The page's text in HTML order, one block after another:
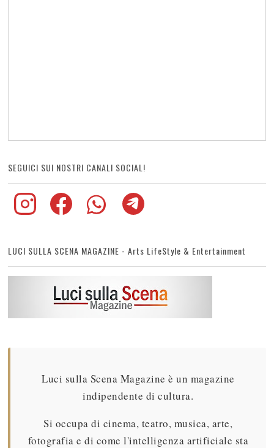
SEGUICI SUI NOSTRI CANALI SOCIAL!
LUCI SULLA SCENA MAGAZINE - Arts LifeStyle & Entertainment
Luci sulla Scena Magazine è un magazine
indipendente di cultura.
Si occupa di cinema, teatro, musica, arte,
fotografia e di come l'intelligenza artificiale sta